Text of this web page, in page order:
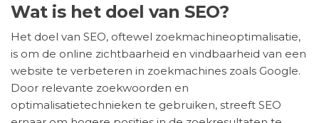
Wat is het doel van SEO?
Het doel van SEO, oftewel zoekmachineoptimalisatie,
is om de online zichtbaarheid en vindbaarheid van een
website te verbeteren in zoekmachines zoals Google.
Door relevante zoekwoorden en
optimalisatietechnieken te gebruiken, streeft SEO